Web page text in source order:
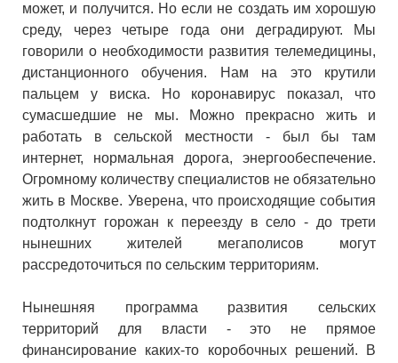
может, и получится. Но если не создать им хорошую
среду, через четыре года они деградируют. Мы
говорили о необходимости развития телемедицины,
дистанционного обучения. Нам на это крутили
пальцем у виска. Но коронавирус показал, что
сумасшедшие не мы. Можно прекрасно жить и
работать в сельской местности - был бы там
интернет, нормальная дорога, энергообеспечение.
Огромному количеству специалистов не обязательно
жить в Москве. Уверена, что происходящие события
подтолкнут горожан к переезду в село - до трети
нынешних жителей мегаполисов могут
рассредоточиться по сельским территориям.
Нынешняя программа развития сельских
территорий для власти - это не прямое
финансирование каких-то коробочных решений. В